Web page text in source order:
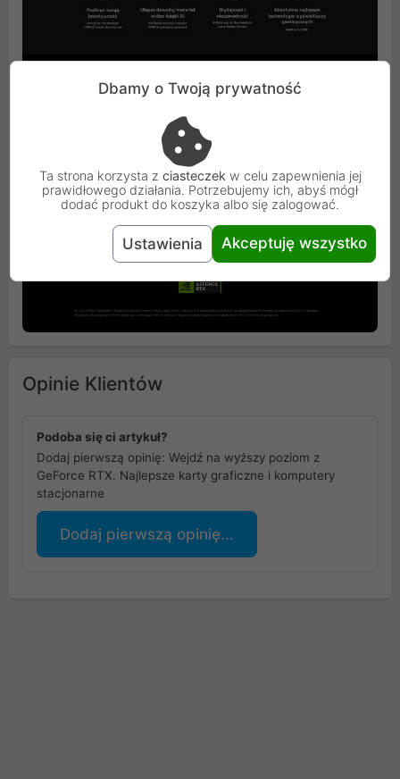
Opinie Klientów
Podoba się ci artykuł?
Dodaj pierwszą opinię: Wejdź na wyższy poziom z
GeForce RTX. Najlepsze karty graficzne i komputery
stacjonarne
Dodaj pierwszą opinię...
Dbamy o Twoją prywatność
Ta strona korzysta z ciasteczek w celu zapewnienia jej
prawidłowego działania. Potrzebujemy ich, abyś mógł
dodać produkt do koszyka albo się zalogować.
Ustawienia Akceptuję wszystko